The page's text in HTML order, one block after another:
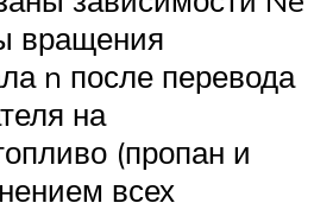
вращения
n после перевода
на
(пропан и
всех